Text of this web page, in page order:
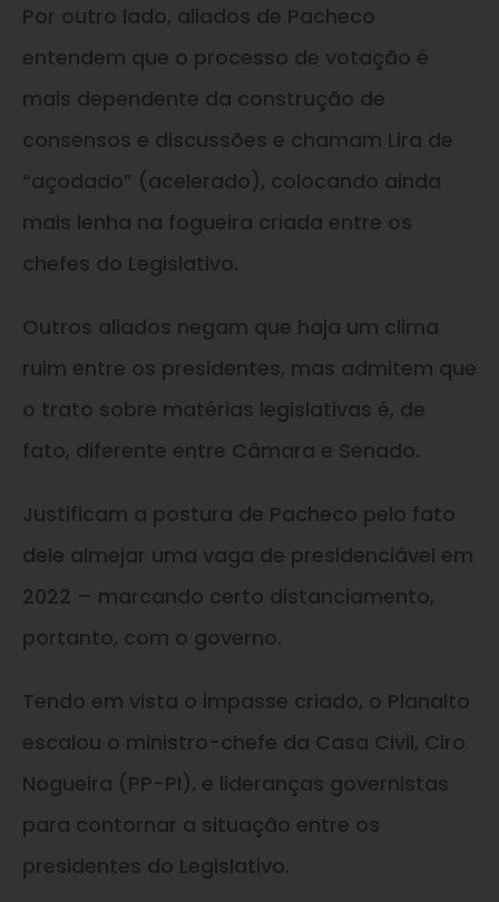
Por outro lado, aliados de Pacheco
entendem que o processo de votação é
mais dependente da construção de
consensos e discussões e chamam Lira de
“açodado” (acelerado), colocando ainda
mais lenha na fogueira criada entre os
chefes do Legislativo.
Outros aliados negam que haja um clima
ruim entre os presidentes, mas admitem que
o trato sobre matérias legislativas é, de
fato, diferente entre Câmara e Senado.
Justificam a postura de Pacheco pelo fato
dele almejar uma vaga de presidenciável em
2022 – marcando certo distanciamento,
portanto, com o governo.
Tendo em vista o impasse criado, o Planalto
escalou o ministro-chefe da Casa Civil, Ciro
Nogueira (PP-PI), e lideranças governistas
para contornar a situação entre os
presidentes do Legislativo.